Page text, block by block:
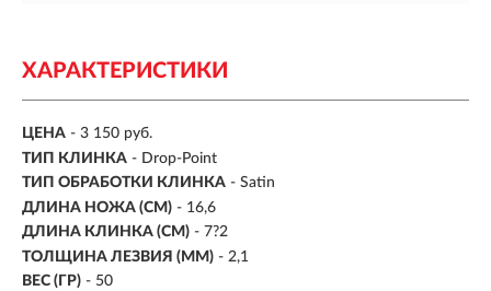
ХАРАКТЕРИСТИКИ
ЦЕНА - 3 150 руб.
ТИП КЛИНКА - Drop-Point
ТИП ОБРАБОТКИ КЛИНКА - Satin
ДЛИНА НОЖА (СМ) - 16,6
ДЛИНА КЛИНКА (СМ) - 7?2
ТОЛЩИНА ЛЕЗВИЯ (ММ) - 2,1
ВЕС (ГР) - 50